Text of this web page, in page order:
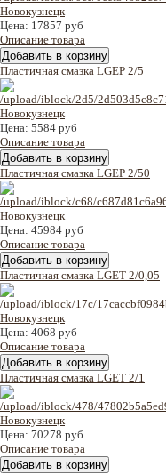
Цена: 17857 руб
Описание товара
Пластичная смазка LGEP 2/5
Цена: 5584 руб
Описание товара
Пластичная смазка LGEP 2/50
Цена: 45984 руб
Описание товара
Пластичная смазка LGET 2/0,05
Цена: 4068 руб
Описание товара
Пластичная смазка LGET 2/1
Цена: 70278 руб
Описание товара